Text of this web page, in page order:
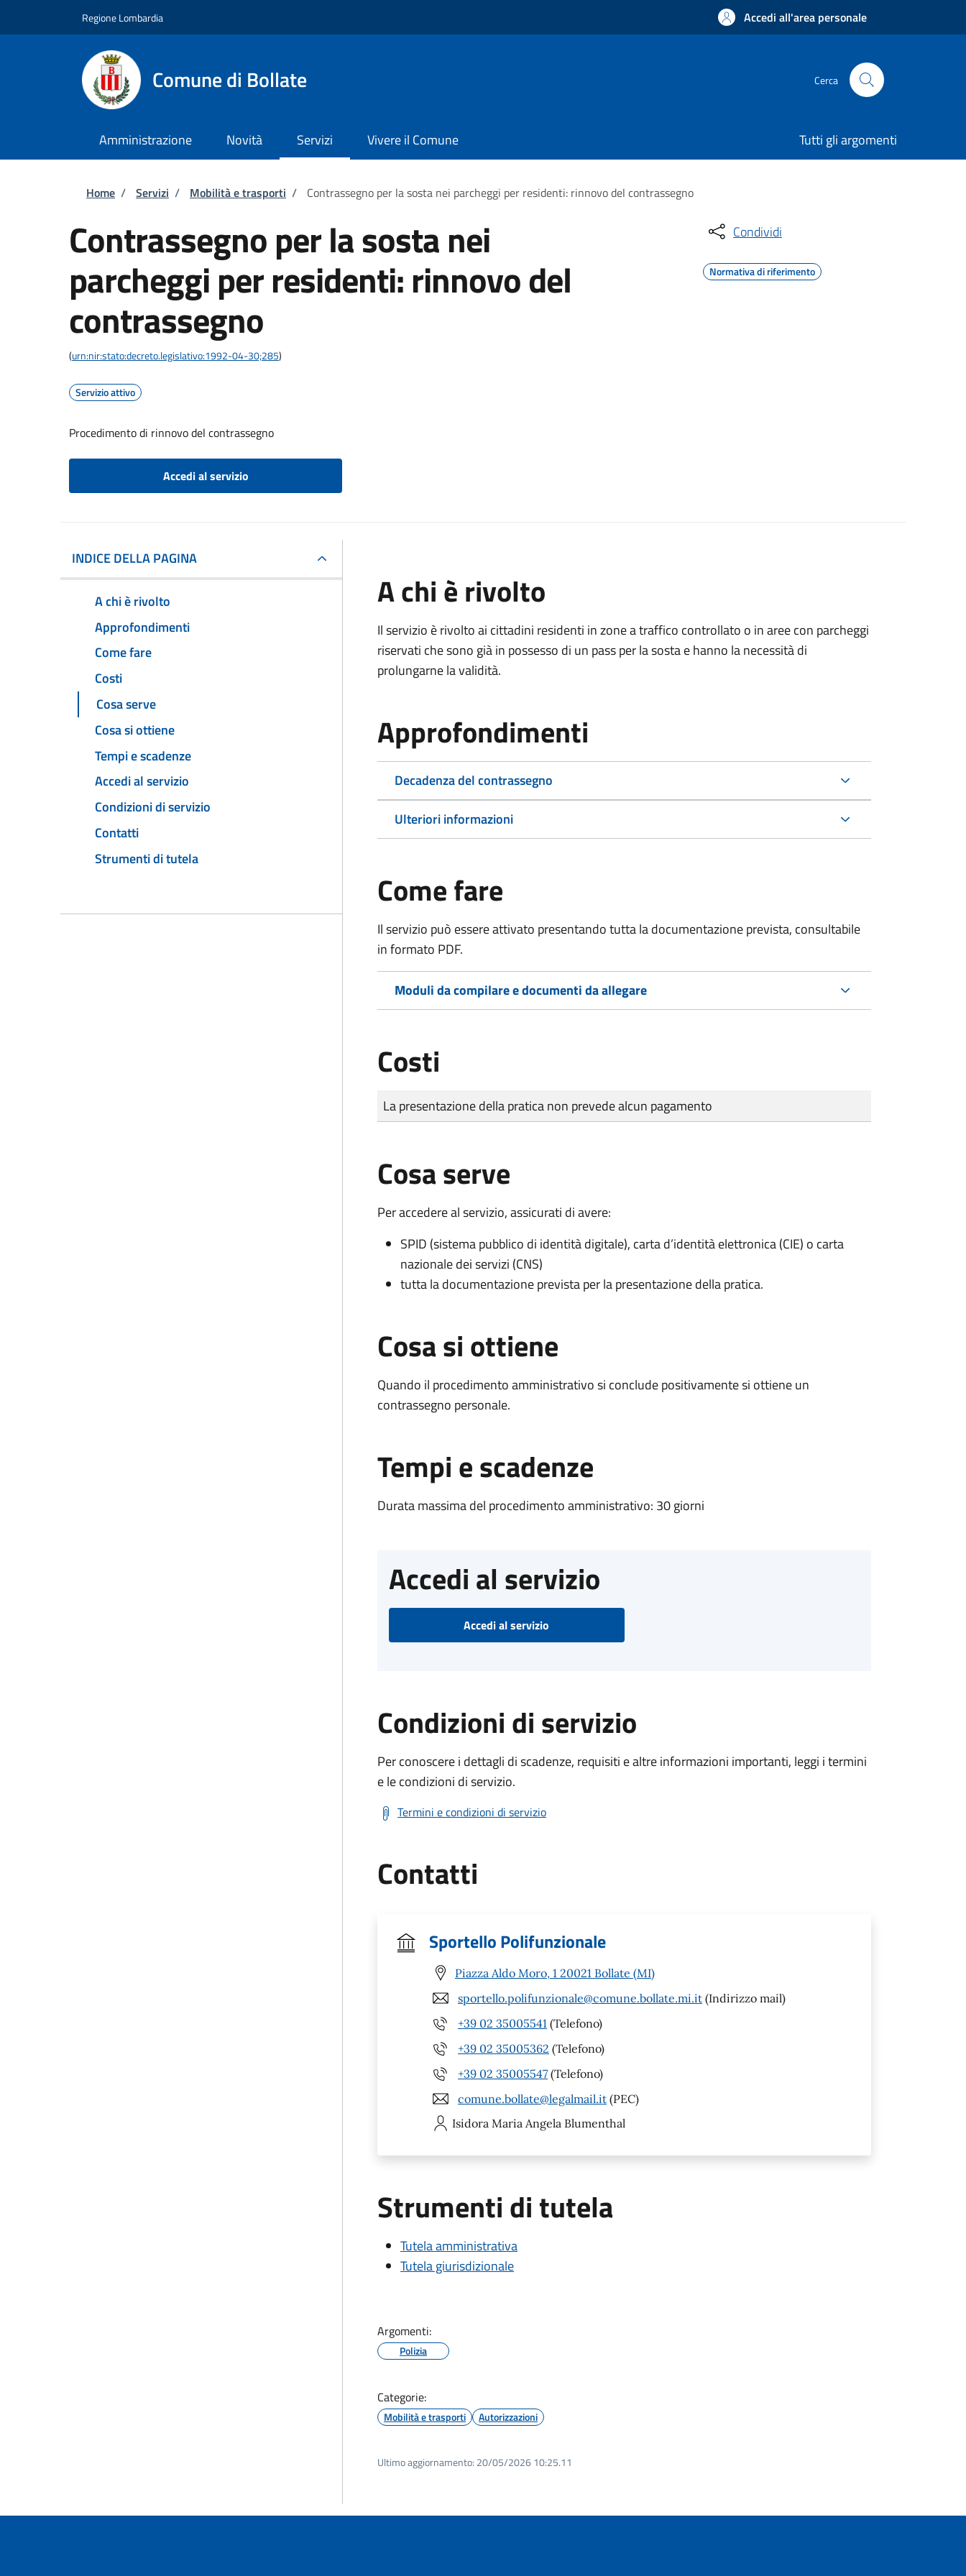
Regione Lombardia Accedi all'area personale
Comune di Bollate Cerca
Amministrazione Novità Servizi Vivere il Comune Tutti gli argomenti
Briciole di pane
Home / Servizi / Mobilità e trasporti / Contrassegno per la sosta nei parcheggi per residenti: rinnovo del contrassegno
Contrassegno per la sosta nei
parcheggi per residenti: rinnovo del
contrassegno
(urn:nir:stato:decreto.legislativo:1992-04-30;285)
Servizio attivo
Procedimento di rinnovo del contrassegno
Accedi al servizio
Condividi
Normativa di riferimento
INDICE DELLA PAGINA
A chi è rivolto
Approfondimenti
Come fare
Costi
Cosa serve
Cosa si ottiene
Tempi e scadenze
Accedi al servizio
Condizioni di servizio
Contatti
Strumenti di tutela
A chi è rivolto
Il servizio è rivolto ai cittadini residenti in zone a traffico controllato o in aree con parcheggi
riservati che sono già in possesso di un pass per la sosta e hanno la necessità di
prolungarne la validità.
Approfondimenti
Decadenza del contrassegno
Ulteriori informazioni
Come fare
Il servizio può essere attivato presentando tutta la documentazione prevista, consultabile
in formato PDF.
Moduli da compilare e documenti da allegare
Costi
Tipo di pagamento
Importo
La presentazione della pratica non prevede alcun pagamento
Cosa serve
Per accedere al servizio, assicurati di avere:
SPID (sistema pubblico di identità digitale), carta d’identità elettronica (CIE) o carta
nazionale dei servizi (CNS)
tutta la documentazione prevista per la presentazione della pratica.
Cosa si ottiene
Quando il procedimento amministrativo si conclude positivamente si ottiene un
contrassegno personale.
Tempi e scadenze
Durata massima del procedimento amministrativo: 30 giorni
Accedi al servizio
Accedi al servizio
Condizioni di servizio
Per conoscere i dettagli di scadenze, requisiti e altre informazioni importanti, leggi i termini
e le condizioni di servizio.
Termini e condizioni di servizio
Contatti
Sportello Polifunzionale
Piazza Aldo Moro, 1 20021 Bollate (MI)
sportello.polifunzionale@comune.bollate.mi.it (Indirizzo mail)
+39 02 35005541 (Telefono)
+39 02 35005362 (Telefono)
+39 02 35005547 (Telefono)
comune.bollate@legalmail.it (PEC)
Isidora Maria Angela Blumenthal
Strumenti di tutela
Tutela amministrativa
Tutela giurisdizionale
Argomenti:
Polizia
Categorie:
Mobilità e trasporti Autorizzazioni
Ultimo aggiornamento: 20/05/2026 10:25.11